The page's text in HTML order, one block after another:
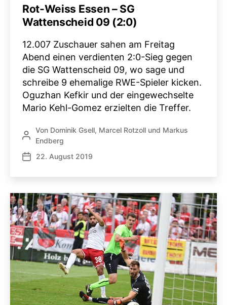
Rot-Weiss Essen – SG
Wattenscheid 09 (2:0)
12.007 Zuschauer sahen am Freitag
Abend einen verdienten 2:0-Sieg gegen
die SG Wattenscheid 09, wo sage und
schreibe 9 ehemalige RWE-Spieler kicken.
Oguzhan Kefkir und der eingewechselte
Mario Kehl-Gomez erzielten die Treffer.
Beitragsautor
Von Dominik Gsell, Marcel Rotzoll und Markus
Endberg
Veröffentlichungsdatum
22. August 2019